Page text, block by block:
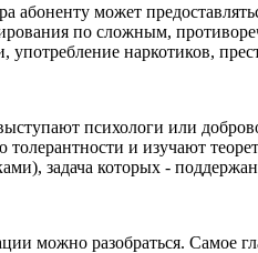
абоненту может
по сложным,
наркотиков,
психологи или
толерантности и изучают
задача которых -
можно разобраться. Самое